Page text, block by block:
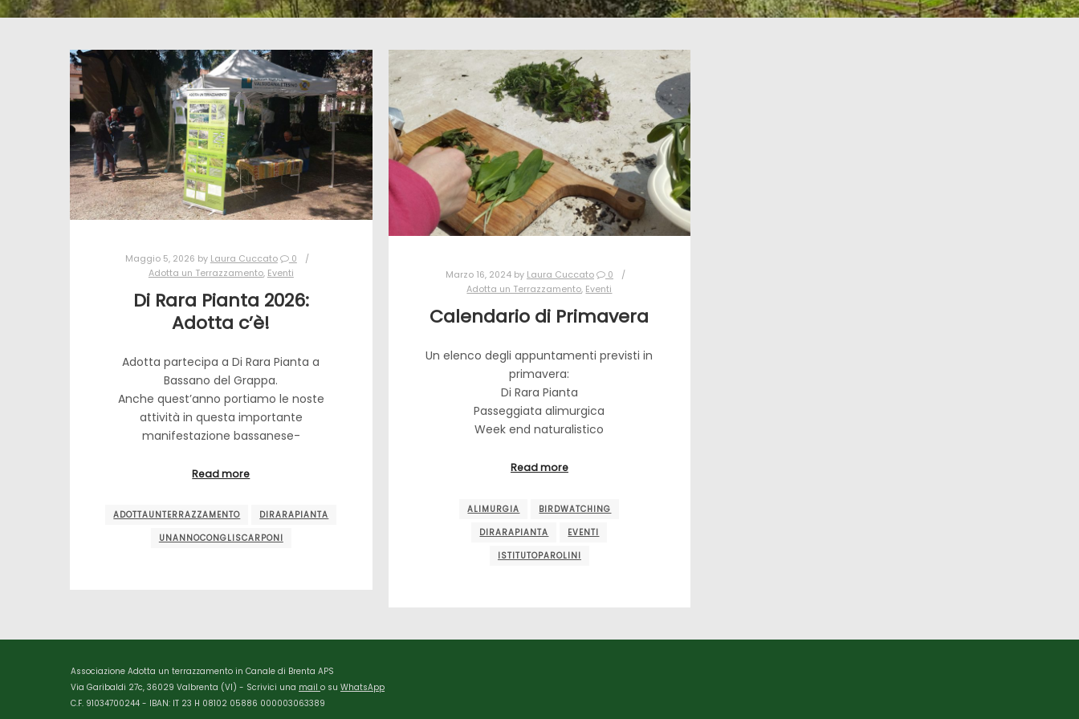
Maggio 5, 2026 by Laura Cuccato
0
Adotta un Terrazzamento, Eventi
Di Rara Pianta 2026:
Adotta c’è!
Adotta partecipa a Di Rara Pianta a
Bassano del Grappa.
Anche quest’anno portiamo le noste
attività in questa importante
manifestazione bassanese-
Read more
ADOTTAUNTERRAZZAMENTO
DIRARAPIANTA
UNANNOCONGLISCARPONI
Marzo 16, 2024by Laura Cuccato
0
Adotta un Terrazzamento, Eventi
Calendario di Primavera
Un elenco degli appuntamenti previsti in
primavera:
Di Rara Pianta
Passeggiata alimurgica
Week end naturalistico
Read more
ALIMURGIA
BIRDWATCHING
DIRARAPIANTA
EVENTI
ISTITUTOPAROLINI
Associazione Adotta un terrazzamento in Canale di Brenta APS
Via Garibaldi 27c, 36029 Valbrenta (VI) - Scrivici una mailo suWhatsApp
C.F. 91034700244 - IBAN: IT 23 H 08102 05886 000003063389